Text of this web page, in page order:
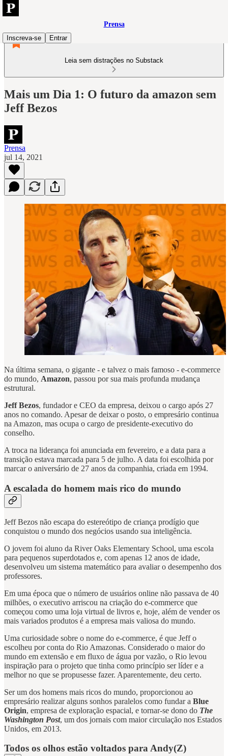
Prensa
Inscreva-se
Entrar
Leia sem distrações no Substack
Mais um Dia 1: O futuro da amazon sem
Jeff Bezos
Prensa
jul 14, 2021
Na última semana, o gigante - e talvez o mais famoso - e-commerce
do mundo, Amazon, passou por sua mais profunda mudança
estrutural.
Jeff Bezos, fundador e CEO da empresa, deixou o cargo após 27
anos no comando. Apesar de deixar o posto, o empresário continua
na Amazon, mas ocupa o cargo de presidente-executivo do
conselho.
A troca na liderança foi anunciada em fevereiro, e a data para a
transição estava marcada para 5 de julho. A data foi escolhida por
marcar o aniversário de 27 anos da companhia, criada em 1994.
A escalada do homem mais rico do mundo
Jeff Bezos não escapa do estereótipo de criança prodígio que
conquistou o mundo dos negócios usando sua inteligência.
O jovem foi aluno da River Oaks Elementary School, uma escola
para pequenos superdotados e, com apenas 12 anos de idade,
desenvolveu um sistema matemático para avaliar o desempenho dos
professores.
Em uma época que o número de usuários online não passava de 40
milhões, o executivo arriscou na criação do e-commerce que
começou como uma loja virtual de livros e, hoje, além de vender os
mais variados produtos é a empresa mais valiosa do mundo.
Uma curiosidade sobre o nome do e-commerce, é que Jeff o
escolheu por conta do Rio Amazonas. Considerado o maior do
mundo em extensão e em fluxo de água por vazão, o Rio levou
inspiração para o projeto que tinha como princípio ser líder e a
melhor no que se propusesse fazer. Aparentemente, deu certo.
Ser um dos homens mais ricos do mundo, proporcionou ao
empresário realizar alguns sonhos paralelos como fundar a Blue
Origin, empresa de exploração espacial, e tornar-se dono do The
Washington Post, um dos jornais com maior circulação nos Estados
Unidos, em 2013.
Todos os olhos estão voltados para Andy(Z)